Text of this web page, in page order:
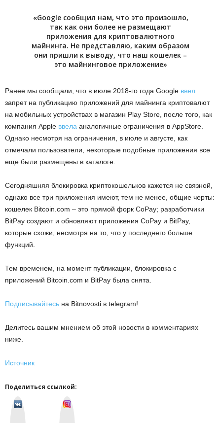
«Google сообщил нам, что это произошло,
так как они более не размещают
приложения для криптовалютного
майнинга. Не представляю, каким образом
они пришли к выводу, что наш кошелек –
это майнинговое приложение»
Ранее мы сообщали, что в июле 2018-го года Google ввел
запрет на публикацию приложений для майнинга криптовалют
на мобильных устройствах в магазин Play Store, после того, как
компания Apple ввела аналогичные ограничения в AppStore.
Однако несмотря на ограничения, в июле и августе, как
отмечали пользователи, некоторые подобные приложения все
еще были размещены в каталоге.
Сегодняшняя блокировка криптокошельков кажется не связной,
однако все три приложения имеют, тем не менее, общие черты:
кошелек Bitcoin.com – это прямой форк CoPay; разработчики
BitPay создают и обновляют приложения CoPay и BitPay,
которые схожи, несмотря на то, что у последнего больше
функций.
Тем временем, на момент публикации, блокировка с
приложений Bitcoin.com и BitPay была снята.
Подписывайтесь на Bitnovosti в telegram!
Делитесь вашим мнением об этой новости в комментариях
ниже.
Источник
Поделиться ссылкой: